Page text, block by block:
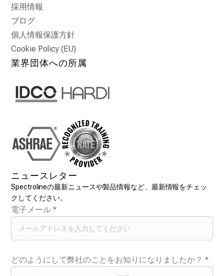
採用情報
ブログ
個人情報保護方針
Cookie Policy (EU)
業界団体への所属
ニュースレター
Spectrolineの最新ニュースや製品情報など、最新情報をチェッ
クしてください。
電子メール*
どのようにして弊社のことをお知りになりましたか？*